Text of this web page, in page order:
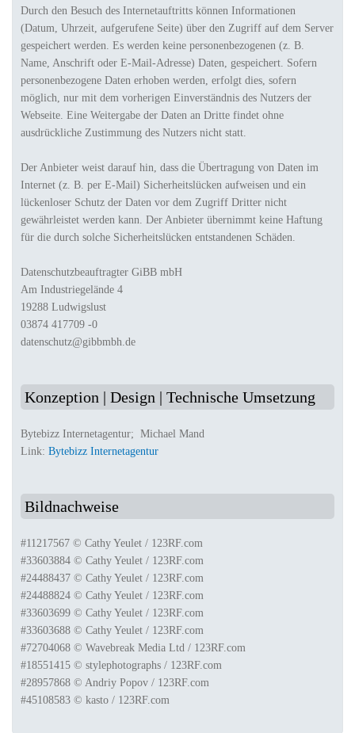
Durch den Besuch des Internetauftritts können Informationen
(Datum, Uhrzeit, aufgerufene Seite) über den Zugriff auf dem Server
gespeichert werden. Es werden keine personenbezogenen (z. B.
Name, Anschrift oder E-Mail-Adresse) Daten, gespeichert. Sofern
personenbezogene Daten erhoben werden, erfolgt dies, sofern
möglich, nur mit dem vorherigen Einverständnis des Nutzers der
Webseite. Eine Weitergabe der Daten an Dritte findet ohne
ausdrückliche Zustimmung des Nutzers nicht statt.
Der Anbieter weist darauf hin, dass die Übertragung von Daten im
Internet (z. B. per E-Mail) Sicherheitslücken aufweisen und ein
lückenloser Schutz der Daten vor dem Zugriff Dritter nicht
gewährleistet werden kann. Der Anbieter übernimmt keine Haftung
für die durch solche Sicherheitslücken entstandenen Schäden.
Datenschutzbeauftragter GiBB mbH
Am Industriegelände 4
19288 Ludwigslust
03874 417709 -0
datenschutz@gibbmbh.de
Konzeption | Design | Technische Umsetzung
Bytebizz Internetagentur; Michael Mand
Link: Bytebizz Internetagentur
Bildnachweise
#11217567 © Cathy Yeulet / 123RF.com
#33603884 © Cathy Yeulet / 123RF.com
#24488437 © Cathy Yeulet / 123RF.com
#24488824 © Cathy Yeulet / 123RF.com
#33603699 © Cathy Yeulet / 123RF.com
#33603688 © Cathy Yeulet / 123RF.com
#72704068 © Wavebreak Media Ltd / 123RF.com
#18551415 © stylephotographs / 123RF.com
#28957868 © Andriy Popov / 123RF.com
#45108583 © kasto / 123RF.com